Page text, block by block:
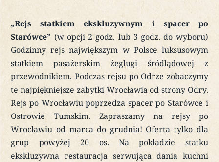
„Rejs statkiem ekskluzywnym i spacer po
Starówce” (w opcji 2 godz. lub 3 godz. do wyboru)
Godzinny rejs największym w Polsce luksusowym
statkiem pasażerskim żeglugi śródlądowej z
przewodnikiem. Podczas rejsu po Odrze zobaczymy
te najpiękniejsze zabytki Wrocławia od strony Odry.
Rejs po Wrocławiu poprzedza spacer po Starówce i
Ostrowie Tumskim. Zapraszamy na rejsy po
Wrocławiu od marca do grudnia! Oferta tylko dla
grup powyżej 20 os. Na pokładzie statku
ekskluzywna restauracja serwująca dania kuchni